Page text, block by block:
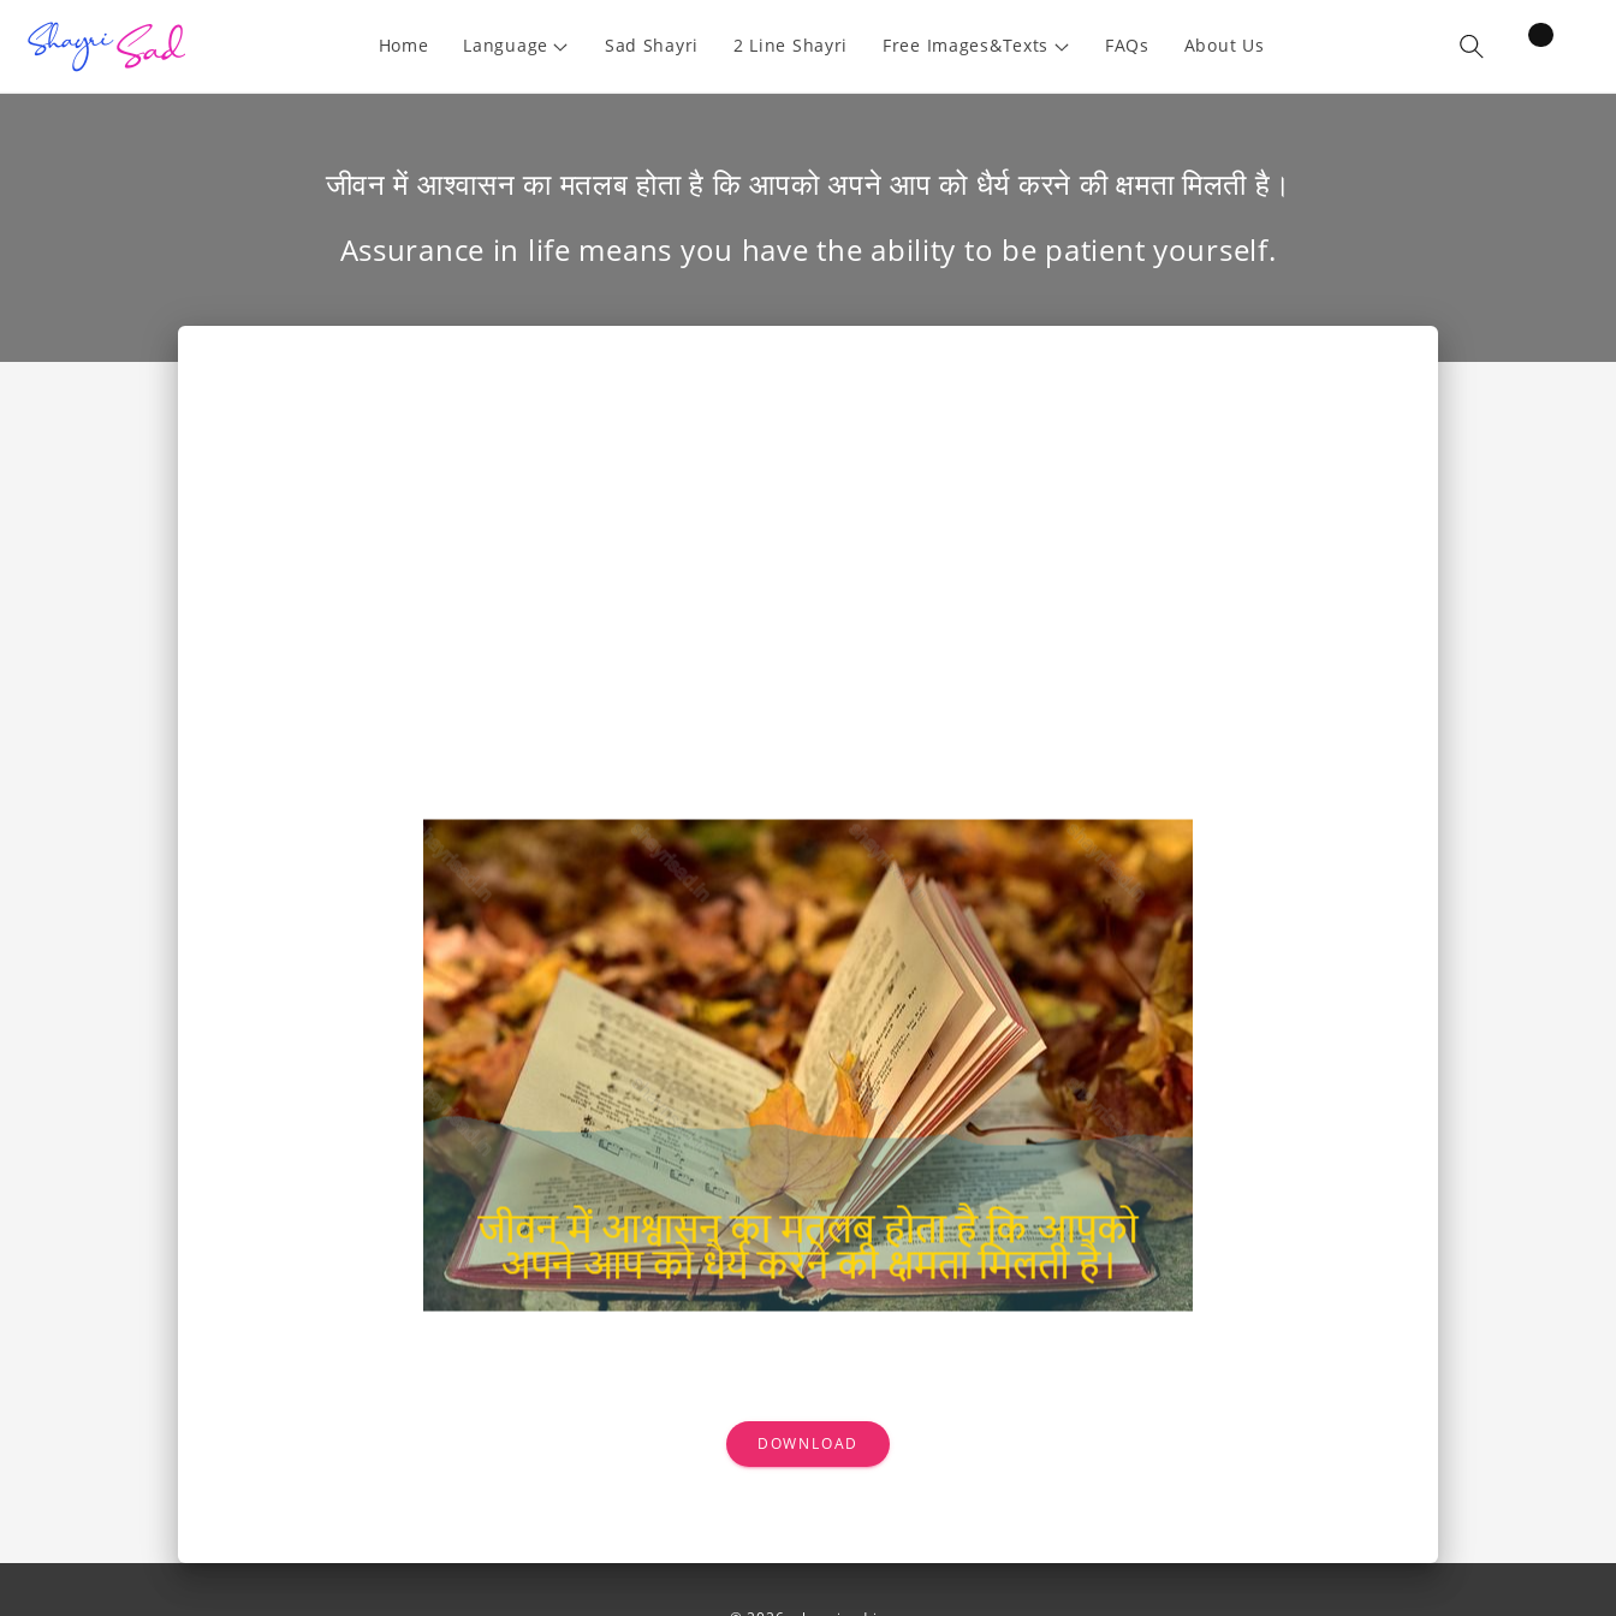
Home Language Sad Shayri 2 Line Shayri Free Images&Texts FAQs About Us Cart
items
जीवन में आश्वासन का मतलब होता है कि आपको अपने आप को धैर्य करने की क्षमता मिलती है।
Assurance in life means you have the ability to be patient yourself.
DOWNLOAD